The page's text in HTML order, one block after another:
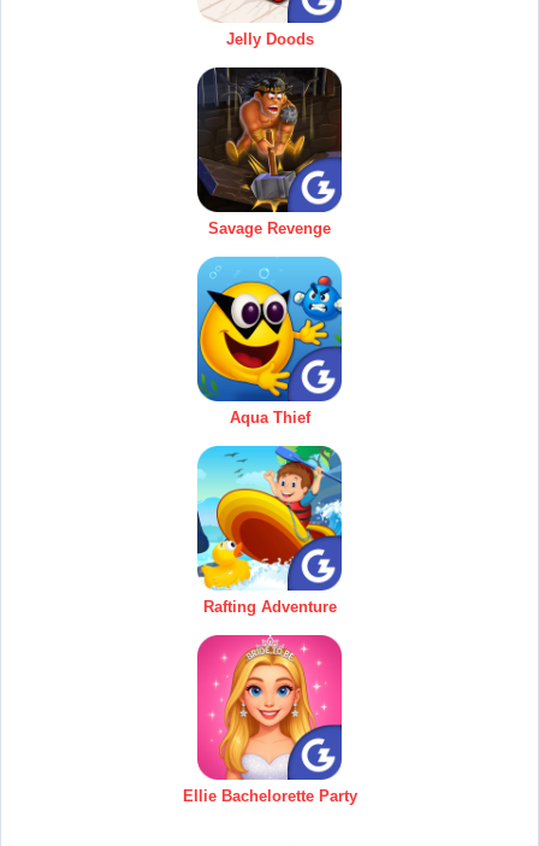
Jelly Doods
Savage Revenge
Aqua Thief
Rafting Adventure
Ellie Bachelorette Party